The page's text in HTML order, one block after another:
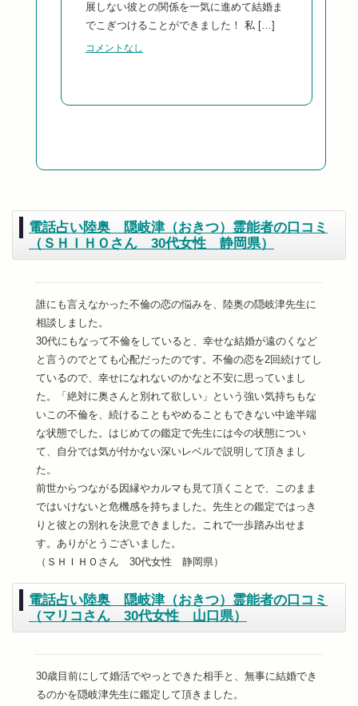
展しない彼との関係を一気に進めて結婚ま
でこぎつけることができました！ 私 […]
コメントなし
電話占い陸奥 隠岐津（おきつ）霊能者の口コミ
（ＳＨＩＨＯさん 30代女性 静岡県）
誰にも言えなかった不倫の恋の悩みを、陸奥の隠岐津先生に
相談しました。
30代にもなって不倫をしていると、幸せな結婚が遠のくなど
と言うのでとても心配だったのです。不倫の恋を2回続けてし
ているので、幸せになれないのかなと不安に思っていまし
た。「絶対に奥さんと別れて欲しい」という強い気持ちもな
いこの不倫を、続けることもやめることもできない中途半端
な状態でした。はじめての鑑定で先生には今の状態につい
て、自分では気が付かない深いレベルで説明して頂きまし
た。
前世からつながる因縁やカルマも見て頂くことで、このまま
ではいけないと危機感を持ちました。先生との鑑定ではっき
りと彼との別れを決意できました。これで一歩踏み出せま
す。ありがとうございました。
（ＳＨＩＨＯさん 30代女性 静岡県）
電話占い陸奥 隠岐津（おきつ）霊能者の口コミ
（マリコさん 30代女性 山口県）
30歳目前にして婚活でやっとできた相手と、無事に結婚でき
るのかを隠岐津先生に鑑定して頂きました。